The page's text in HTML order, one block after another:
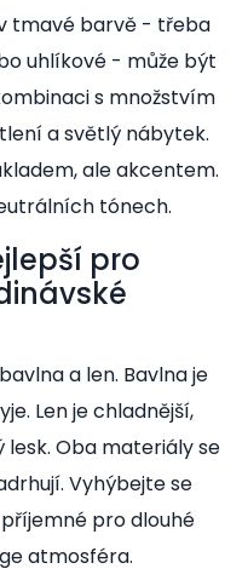
tmavé barvě - třeba
uhlíkové - může být
s množstvím
a světlý nábytek.
ale akcentem.
tónech.
pro
a len. Bavlna je
Len je chladnější,
Oba materiály se
Vyhýbejte se
pro dlouhé
atmosféra.